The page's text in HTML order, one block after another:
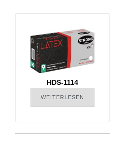
HDS-1114
WEITERLESEN